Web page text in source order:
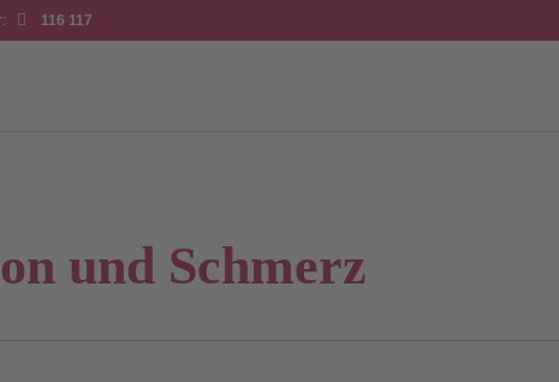
 116 117
und Schmerz